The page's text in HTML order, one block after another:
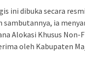
ini dibuka secara
sambutannya, ia
Alokasi Khusus Non-
oleh Kabupaten